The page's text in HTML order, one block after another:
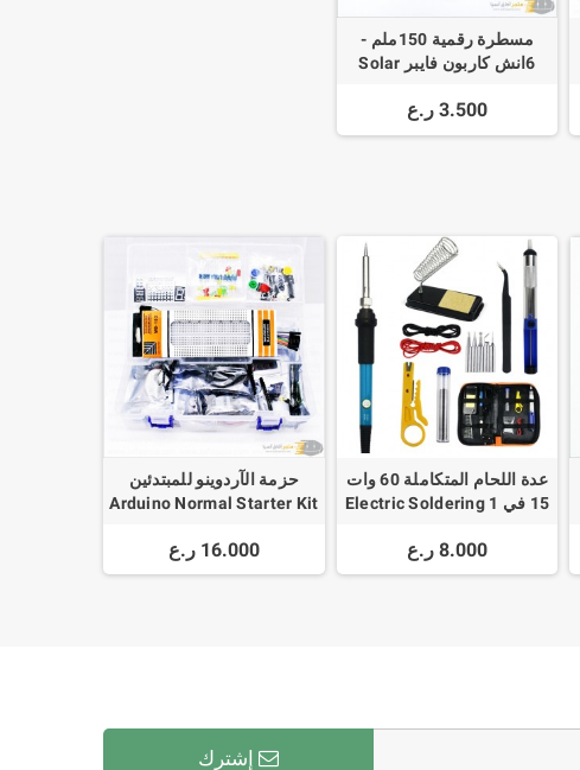
مسطرة رقمية 150ملم -
6انش كاربون فايبر Solar
3.500 ر.ع
عدة اللحام المتكاملة 60 وات
15 في 1 Electric Soldering
8.000 ر.ع
حزمة الآردوينو للمبتدئين
Arduino Normal Starter Kit
16.000 ر.ع
إشترك